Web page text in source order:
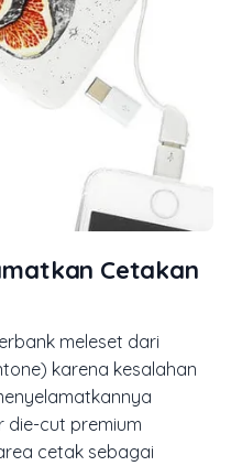
Cetakan
meleset dari
karena kesalahan
die-cut premium
cetak sebagai